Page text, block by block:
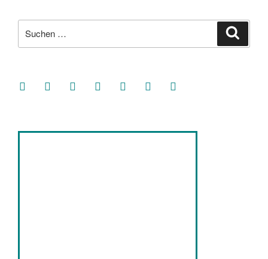
nach:
facebooksoundcloud
twitter mastodoninstagramthreads goodreads